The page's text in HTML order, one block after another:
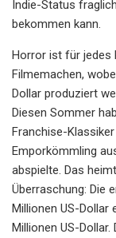
Indie-Status
bekommen kann.
Horror ist für jedes
Filmemachen,
Dollar produziert
Diesen Sommer
Franchise-
Emporkömmling
abspielte. Das
Überraschung: Die
Millionen US-Dollar
Millionen US-